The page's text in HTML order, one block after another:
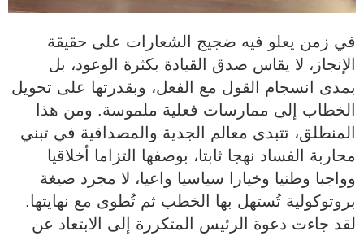
في زمن يعلو فيه ضجيج الشعارات على حقيقة
الإنجاز، لا يقاس صدق القيادة بكثرة الوعود، بل
بمدى انسجام القول مع الفعل، وبقدرتها على تحويل
الخطاب إلى ممارسات فعلية ملموسة. ومن هذا
المنطلق، تتبدى معالم الجدية والمصداقية في تبني
محاربة الفساد نهجا ثابتا، بوصفها التزاما أخلاقيا
وواجبا وطنيا وخيارا سياسيا واعيا، لا مجرد صيغة
بروتوكولية تُستهل بها الخطب ثم تُطوى مع نهايتها.
لقد جاءت دعوة الرئيس المتكررة إلى الابتعاد عن